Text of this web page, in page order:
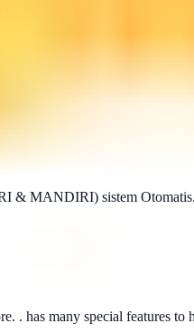
& MANDIRI) sistem Otomatis.
. has many special features